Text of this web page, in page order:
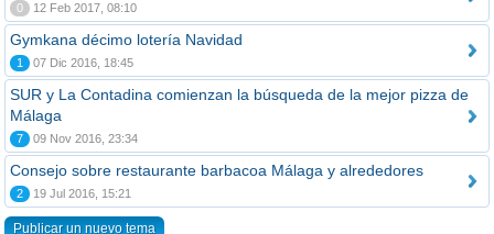
0 12 Feb 2017, 08:10
Gymkana décimo lotería Navidad
1 07 Dic 2016, 18:45
SUR y La Contadina comienzan la búsqueda de la mejor pizza de
Málaga
7 09 Nov 2016, 23:34
Consejo sobre restaurante barbacoa Málaga y alrededores
2 19 Jul 2016, 15:21
Publicar un nuevo tema